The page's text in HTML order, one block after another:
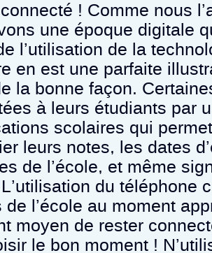
! Comme nous
une époque digitale
l’utilisation de la
en est une parfaite
la bonne façon.
à leurs étudiants par
scolaires qui
leurs notes, les dates
de l’école, et même
du téléphone
de l’école au moment
moyen de rester
le bon moment !